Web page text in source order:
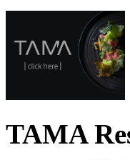
TAMA